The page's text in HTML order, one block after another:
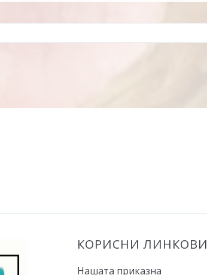
КОРИСНИ ЛИНКОВИ
Нашата приказна